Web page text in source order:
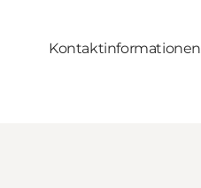
Kontaktinformationen